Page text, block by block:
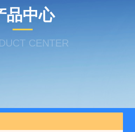
品中心
CENTER
热电Thermo培养箱 热电